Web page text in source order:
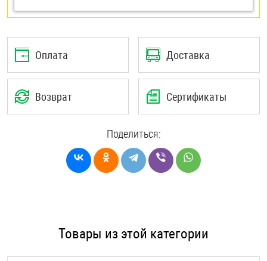
Оплата Доставка
Возврат Сертификаты
Поделиться:
Товары из этой категории